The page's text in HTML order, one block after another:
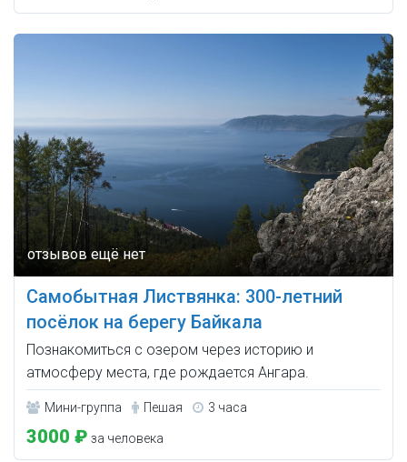
Самобытная Листвянка: 300-летний
посёлок на берегу Байкала
Познакомиться с озером через историю и
атмосферу места, где рождается Ангара.
Мини-группа Пешая 3 часа
3000 ₽ за человека